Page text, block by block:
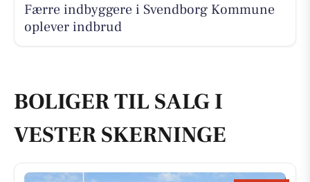
Færre indbyggere i Svendborg Kommune
oplever indbrud
BOLIGER TIL SALG I
VESTER SKERNINGE